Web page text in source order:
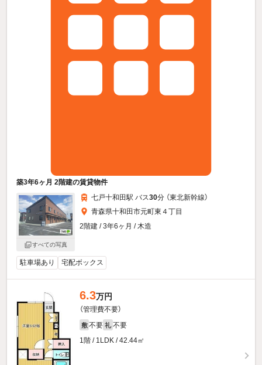
築3年6ヶ月 2階建の賃貸物件
すべての写真
七戸十和田駅 バス30分 （東北新幹線）
青森県十和田市元町東４丁目
2階建 / 3年6ヶ月 / 木造
駐車場あり 宅配ボックス
6.3万円
（管理費不要）
敷 不要 礼 不要
1階 / 1LDK / 42.44㎡